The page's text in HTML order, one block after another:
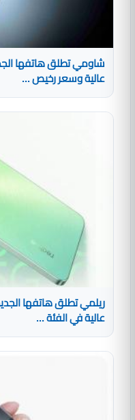
عالية وسعر رخيص ...
عالية في الفئة ...